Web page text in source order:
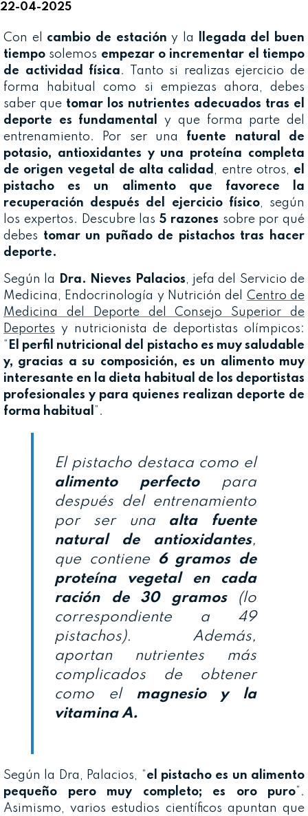
22-04-2025
Con el cambio de estación y la
llegada del buen
tiempo solemos empezar o incrementar el tiempo
de actividad física. Tanto si realizas ejercicio de
forma habitual como si empiezas ahora, debes
saber que tomar los nutrientes adecuados tras el
deporte es fundamental
y que forma parte del
entrenamiento. Por ser una fuente natural de
potasio, antioxidantes y una proteína completa
de origen vegetal de alta calidad , entre otros, el
pistacho es un alimento que favorece la
recuperación después del ejercicio físico, según
los expertos. Descubre las 5 razones sobre por qué
debes tomar un puñado de pistachos tras hacer
deporte.
Según la Dra. Nieves Palacios, jefa del Servicio de
Medicina, Endocrinología y Nutrición del Centro de
Medicina del Deporte del Consejo Superior de
Deportes y nutricionista de deportistas olímpicos:
“ El perfil nutricional del pistacho es muy saludable
y, gracias a su composición, es un alimento muy
interesante en la dieta habitual de los deportistas
profesionales y para quienes realizan deporte de
forma habitual ”.
El pistacho destaca como el
alimento perfectopara
después del entrenamiento
por ser una alta fuente
natural de antioxidantes,
que contiene
6 gramos de
proteína vegetal en cada
ración de 30 gramos(lo
correspondiente a 49
pistachos). Además,
aportan nutrientes más
complicados de obtener
como el magnesio y la
vitamina A.
Según la Dra, Palacios, “el pistacho es un alimento
pequeño pero muy completo; es oro puro”.
Asimismo, varios estudios científicos apuntan que